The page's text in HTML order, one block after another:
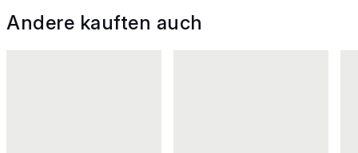
Andere kauften auch